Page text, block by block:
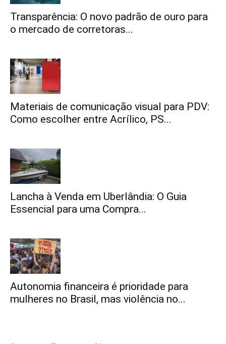
Transparência: O novo padrão de ouro para
o mercado de corretoras...
Materiais de comunicação visual para PDV:
Como escolher entre Acrílico, PS...
Lancha à Venda em Uberlândia: O Guia
Essencial para uma Compra...
Autonomia financeira é prioridade para
mulheres no Brasil, mas violência no...